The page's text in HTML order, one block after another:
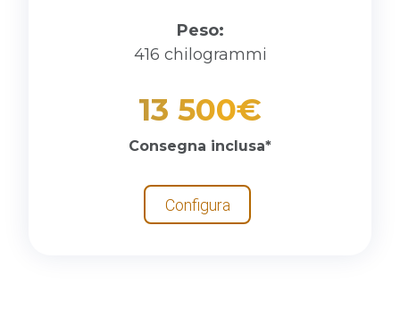
Peso:
416 chilogrammi
13 500€
Consegna inclusa*
Configura